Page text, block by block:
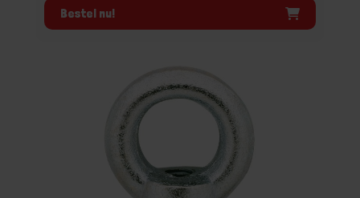
Bestel nu!